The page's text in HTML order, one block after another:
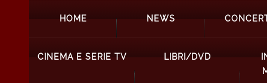
HOME NEWS
CINEMA E SERIE TV LIBRI/DVD